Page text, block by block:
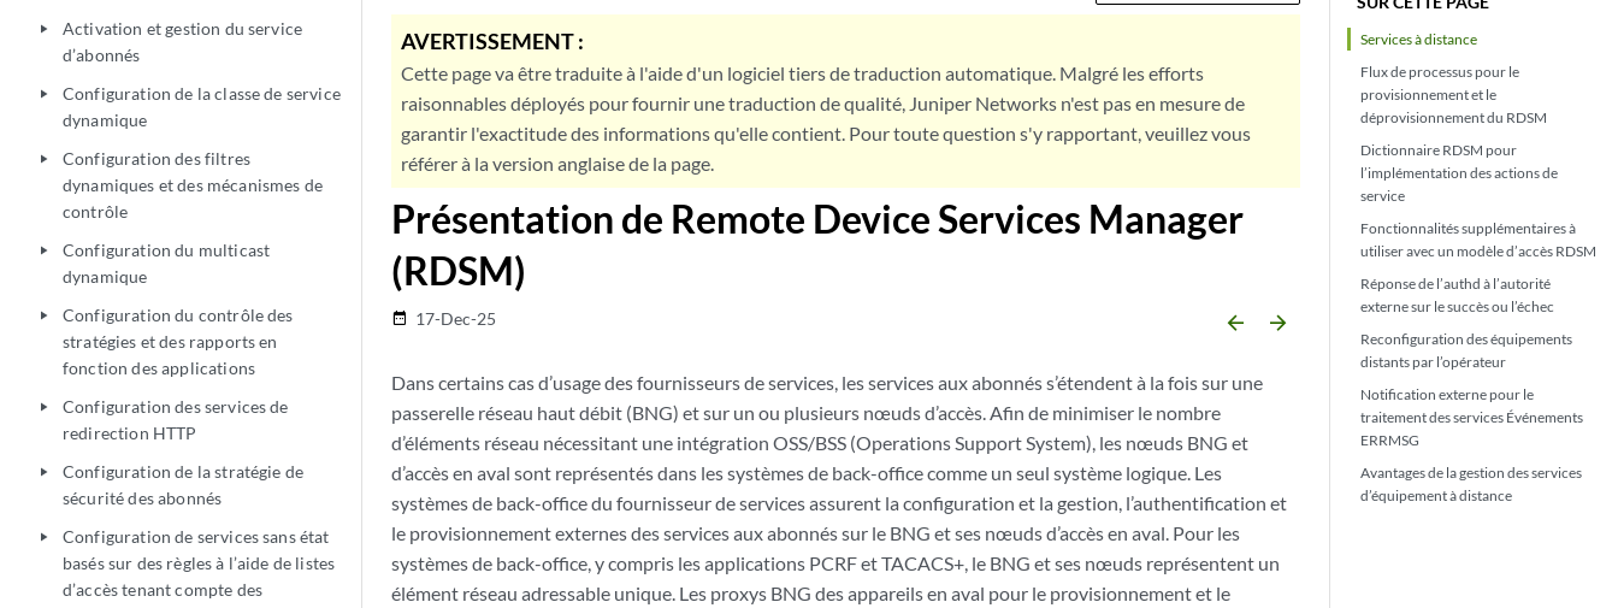
play_arrow
Activation et gestion du service
d’abonnés
play_arrow
Configuration de la classe de service
dynamique
play_arrow
Configuration des filtres
dynamiques et des mécanismes de
contrôle
play_arrow
Configuration du multicast
dynamique
play_arrow
Configuration du contrôle des
stratégies et des rapports en
fonction des applications
play_arrow
Configuration des services de
redirection HTTP
play_arrow
Configuration de la stratégie de
sécurité des abonnés
play_arrow
Configuration de services sans état
basés sur des règles à l’aide de listes
d’accès tenant compte des
Services à distance
Flux de processus pour le
provisionnement et le
déprovisionnement du RDSM
Dictionnaire RDSM pour
l’implémentation des actions de
service
Fonctionnalités supplémentaires à
utiliser avec un modèle d’accès RDSM
Réponse de l’authd à l’autorité
externe sur le succès ou l’échec
Reconfiguration des équipements
distants par l’opérateur
Notification externe pour le
traitement des services Événements
ERRMSG
Avantages de la gestion des services
d’équipement à distance
AVERTISSEMENT :
Cette page va être traduite à l'aide d'un logiciel tiers de traduction automatique. Malgré les efforts
raisonnables déployés pour fournir une traduction de qualité, Juniper Networks n'est pas en mesure de
garantir l'exactitude des informations qu'elle contient. Pour toute question s'y rapportant, veuillez vous
référer à la version anglaise de la page.
Présentation de Remote Device Services Manager
(RDSM)
date_range 17-Dec-25 arrow_backward arrow_forward
Dans certains cas d’usage des fournisseurs de services, les services aux abonnés s’étendent à la fois sur une
passerelle réseau haut débit (BNG) et sur un ou plusieurs nœuds d’accès. Afin de minimiser le nombre
d’éléments réseau nécessitant une intégration OSS/BSS (Operations Support System), les nœuds BNG et
d’accès en aval sont représentés dans les systèmes de back-office comme un seul système logique. Les
systèmes de back-office du fournisseur de services assurent la configuration et la gestion, l’authentification et
le provisionnement externes des services aux abonnés sur le BNG et ses nœuds d’accès en aval. Pour les
systèmes de back-office, y compris les applications PCRF et TACACS+, le BNG et ses nœuds représentent un
élément réseau adressable unique. Les proxys BNG des appareils en aval pour le provisionnement et le